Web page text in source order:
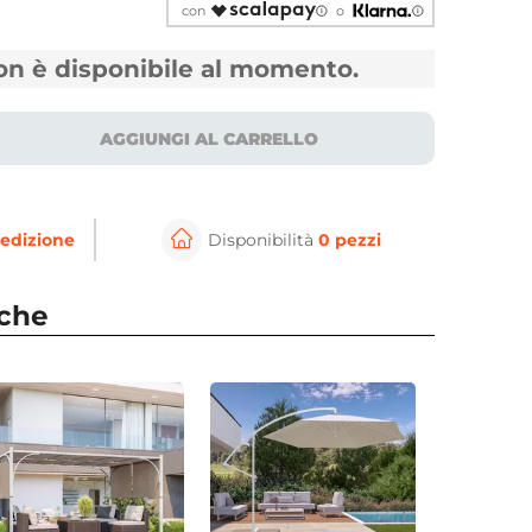
ingrandire
con
o
è disponibile al momento.
AGGIUNGI AL CARRELLO
Disponibilità 0 pezzi